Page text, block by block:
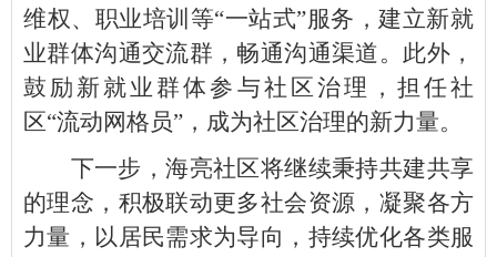
维权、职业培训等“一站式”服务，建立新就
业群体沟通交流群，畅通沟通渠道。此外，
鼓励新就业群体参与社区治理，担任社
区“流动网格员”，成为社区治理的新力量。
下一步，海亮社区将继续秉持共建共享
的理念，积极联动更多社会资源，凝聚各方
力量，以居民需求为导向，持续优化各类服